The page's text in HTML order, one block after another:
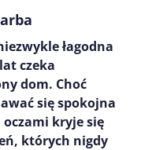
łagodna
czeka
dom. Choć
się spokojna
kryje się
których nigdy